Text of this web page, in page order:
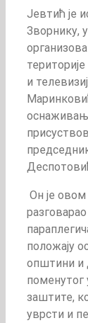
Јевтић је
Зворнику,
и
Он је
положају
општини и
поменутог
заштите,
уврсти и